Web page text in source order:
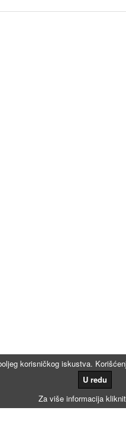
korisničkog iskustva.
U redu
Za više informacija